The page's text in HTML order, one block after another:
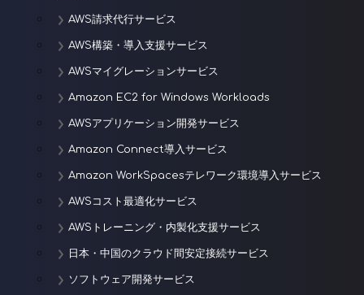
AWS請求代行サービス
AWS構築・導入支援サービス
AWSマイグレーションサービス
Amazon EC2 for Windows Workloads
AWSアプリケーション開発サービス
Amazon Connect導入サービス
Amazon WorkSpacesテレワーク環境導入サービス
AWSコスト最適化サービス
AWSトレーニング・内製化支援サービス
日本・中国のクラウド間安定接続サービス
ソフトウェア開発サービス